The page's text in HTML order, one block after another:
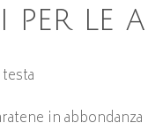
per le